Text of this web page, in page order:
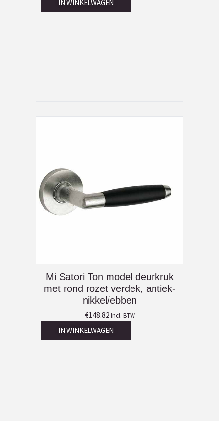
IN WINKELWAGEN
Mi Satori Ton model deurkruk
met rond rozet verdek, antiek-
nikkel/ebben
€148.82 Incl. BTW
IN WINKELWAGEN